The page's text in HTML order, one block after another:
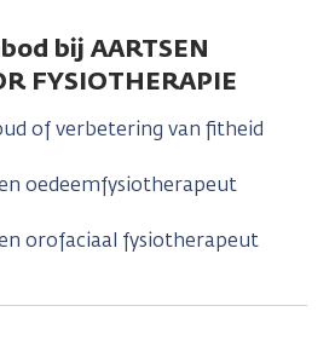
bij AARTSEN
FYSIOTHERAPIE
of verbetering van fitheid
oedeemfysiotherapeut
orofaciaal fysiotherapeut